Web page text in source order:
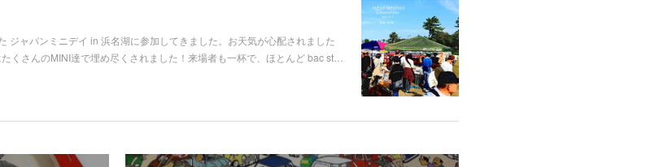
ジャパンミニデイ in 浜名湖に参加してきました。お天気が心配されました
くさんのMINI達で埋め尽くされました！来場者も一杯で、ほとんど bac st…